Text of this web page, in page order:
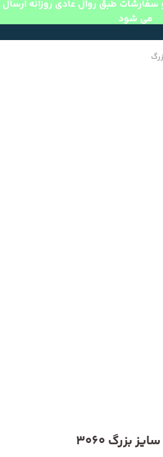
طبق روال عادی روزانه ارسال
می شود
بزرگ 3060